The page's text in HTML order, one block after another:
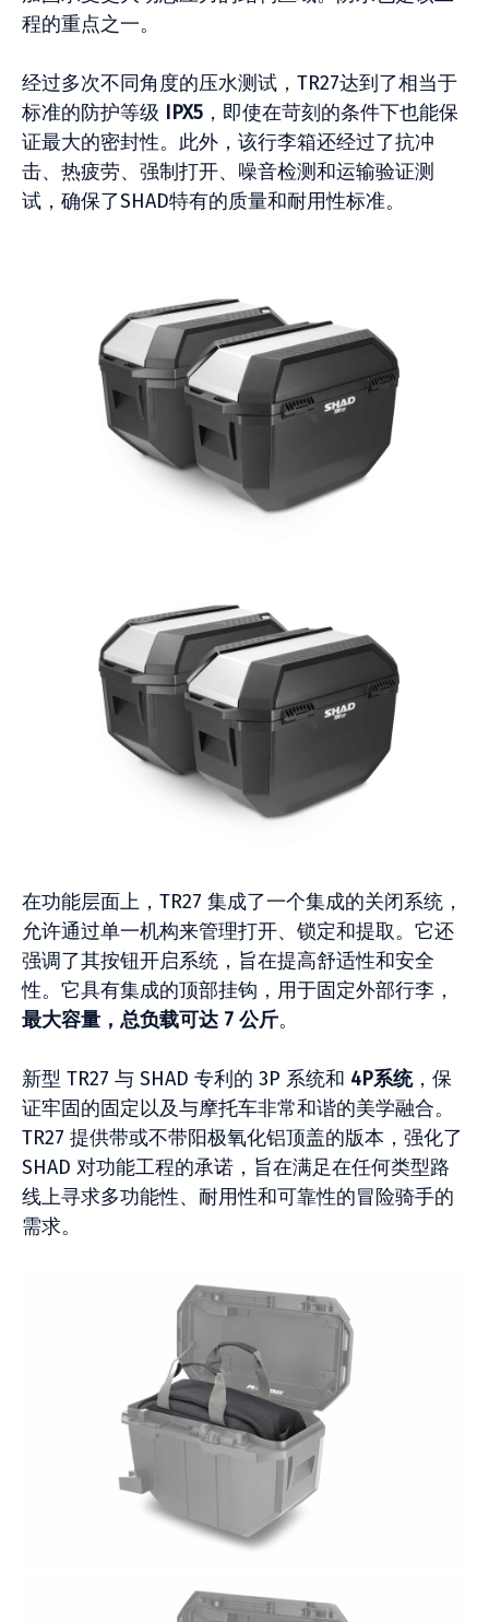
程的重点之一。
经过多次不同角度的压水测试，TR27达到了相当于
标准的防护等级 IPX5 ，即使在苛刻的条件下也能保
证最大的密封性。此外，该行李箱还经过了抗冲
击、热疲劳、强制打开、噪音检测和运输验证测
试，确保了SHAD特有的质量和耐用性标准。
在功能层面上，TR27 集成了一个集成的关闭系统，
允许通过单一机构来管理打开、锁定和提取。它还
强调了其按钮开启系统，旨在提高舒适性和安全
性。它具有集成的顶部挂钩，用于固定外部行李，
最大容量，总负载可达 7 公斤。
新型 TR27 与 SHAD 专利的 3P 系统和 4P系统，保
证牢固的固定以及与摩托车非常和谐的美学融合。
TR27 提供带或不带阳极氧化铝顶盖的版本，强化了
SHAD 对功能工程的承诺，旨在满足在任何类型路
线上寻求多功能性、耐用性和可靠性的冒险骑手的
需求。